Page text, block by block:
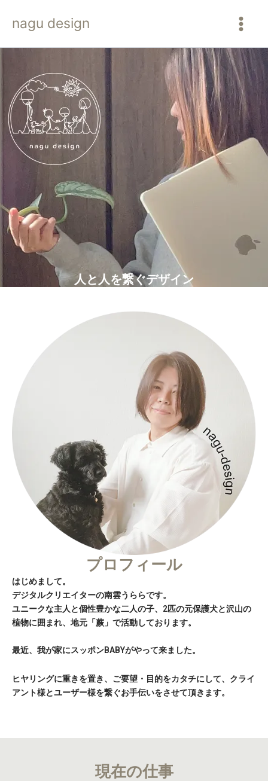
ス
nagu design
人と人を繋ぐデザイン
プロフィール
はじめまして。
デジタルクリエイターの南雲うららです。
ユニークな主人と個性豊かな二人の子、2匹の元保護犬と沢山の
植物に囲まれ、地元「蕨」で活動しております。
最近、我が家にスッポンBABYがやって来ました。
ヒヤリングに重きを置き、ご要望・目的をカタチにして、クライ
アント様とユーザー様を繋ぐお手伝いをさせて頂きます。
現在の仕事